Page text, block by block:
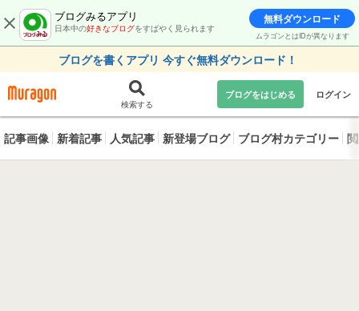
ブログみるアプリ
日本中の好きなブログをすばやく見られます
無料ダウンロード
ムラゴンとはIDが異なります
ブログを書くアプリ 今すぐ無料ダウンロード！
検索する
ブログをはじめる ログイン
記事画像 新着記事 人気記事 新登場ブログ ブログ村カテゴリー